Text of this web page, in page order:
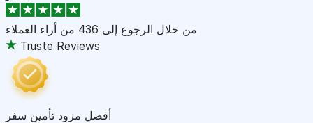
من خلال الرجوع إلى 436 من أراء العملاء
Truste Reviews
أفضل مزود تأمين سفر